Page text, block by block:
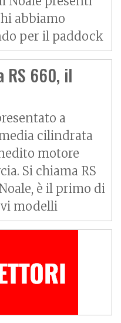
abbiamo
per il paddock
RS 660, il
a
cilindrata
motore
Si chiama RS
è il primo di
modelli